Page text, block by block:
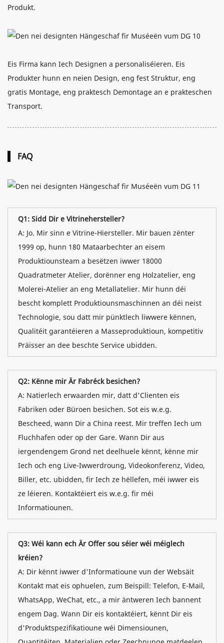
Produkt.
Eis Firma kann Iech Designen a personaliséieren. Eis
Produkter hunn en neien Design, eng fest Struktur, eng
gratis Montage, eng praktesch Demontage an e prakteschen
Transport.
FAQ
Q1: Sidd Dir e Vitrinehersteller?
A: Jo. Mir sinn e Vitrine-Hiersteller. Mir bauen zënter
1999 op, hunn 180 Mataarbechter an eisem
Produktiounsteam a besëtzen iwwer 18000
Quadratmeter Atelier, dorënner eng Holzatelier, eng
Molerei-Atelier an eng Metallatelier. Mir hunn déi
bescht komplett Produktiounsmaschinnen an déi neist
Technologie, sou datt mir pünktlech liwwere kënnen,
Qualitéit garantéieren a Masseproduktioun, kompetitiv
Präisser an dee beschte Service ubidden.
Q2: Kënne mir Är Fabréck besichen?
A: Natierlech erwaarden mir, datt d'Clienten eis
Fabriken oder Büroen besichen. Sot eis w.e.g.
Bescheed, wann Dir a China reest. Mir treffen Iech um
Fluchhafen oder op der Gare. Wann Dir aus
iergendengem Grond net deelhuele kënnt, kënne mir
Iech och eng Live-Iwwerdroung, Videokonferenz, Video,
Biller, etc. ubidden, fir Iech ze hëllefen, méi iwwer eis
ze léieren. Kontaktéiert eis w.e.g. fir méi
Informatiounen.
Q3: Wéi kann ech Är Offer sou séier wéi méiglech
kréien?
A: Dir kënnt iwwer d'Informatioune vun der Websäit
Kontakt mat eis ophuelen, zum Beispill: Telefon, E-Mail,
WhatsApp, WeChat, etc., a mir äntweren Iech bannent
engem Dag. Wann Dir eis kontaktéiert, kënnt Dir eis
d'Produktspezifikatioune wéi Dimensiounen,